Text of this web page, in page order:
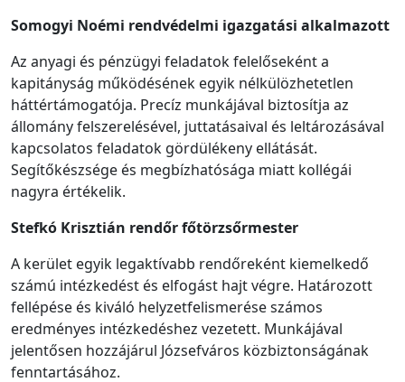
Somogyi Noémi rendvédelmi igazgatási alkalmazott
Az anyagi és pénzügyi feladatok felelőseként a
kapitányság működésének egyik nélkülözhetetlen
háttértámogatója. Precíz munkájával biztosítja az
állomány felszerelésével, juttatásaival és leltározásával
kapcsolatos feladatok gördülékeny ellátását.
Segítőkészsége és megbízhatósága miatt kollégái
nagyra értékelik.
Stefkó Krisztián rendőrfőtörzsőrmester
A kerület egyik legaktívabb rendőreként kiemelkedő
számú intézkedést és elfogást hajt végre. Határozott
fellépése és kiváló helyzetfelismerése számos
eredményes intézkedéshez vezetett. Munkájával
jelentősen hozzájárul Józsefváros közbiztonságának
fenntartásához.